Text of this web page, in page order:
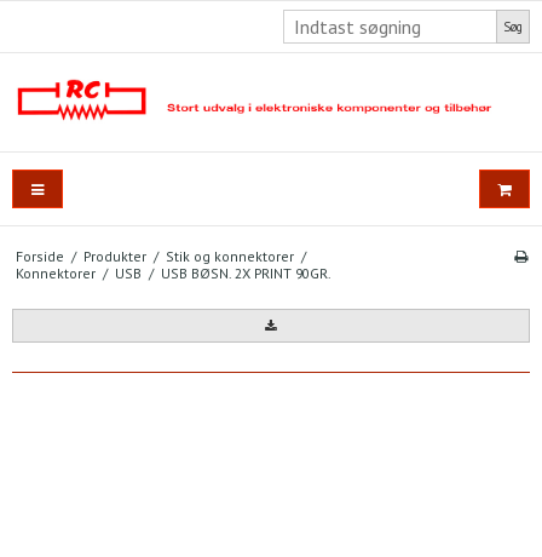
Søg
Forside / Produkter / Stik og konnektorer /
Konnektorer / USB / USB BØSN. 2X PRINT 90GR.